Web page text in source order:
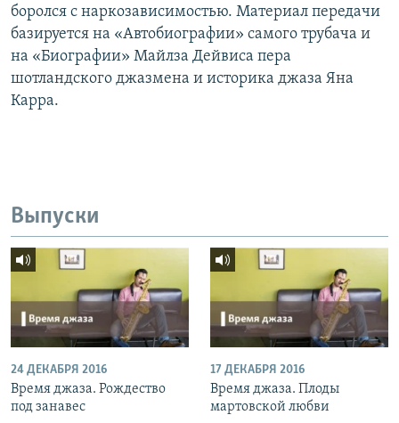
боролся с наркозависимостью. Материал передачи
базируется на «Автобиографии» самого трубача и
на «Биографии» Майлза Дейвиса пера
шотландского джазмена и историка джаза Яна
Карра.
Выпуски
24 ДЕКАБРЯ 2016
Время джаза. Рождество
под занавес
17 ДЕКАБРЯ 2016
Время джаза. Плоды
мартовской любви